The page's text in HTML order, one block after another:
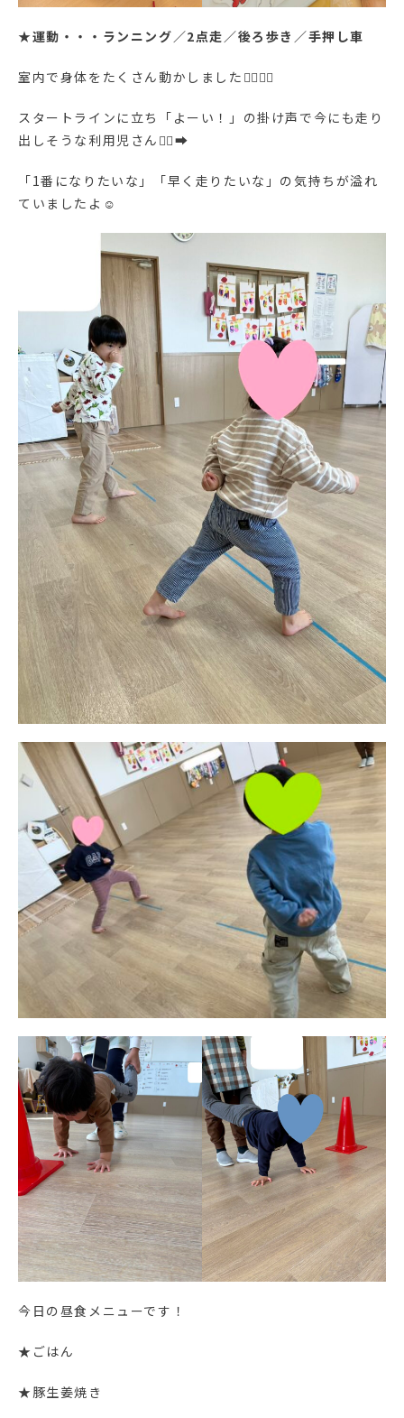
★運動・・・ランニング／2点走／後ろ歩き／手押し車
室内で身体をたくさん動かしました🏃‍♀️🏃‍♂️
スタートラインに立ち「よーい！」の掛け声で今にも走り
出しそうな利用児さん🏃‍♂️‍➡️
「1番になりたいな」「早く走りたいな」の気持ちが溢れ
ていましたよ☺
今日の昼食メニューです！
★ごはん
★豚生姜焼き